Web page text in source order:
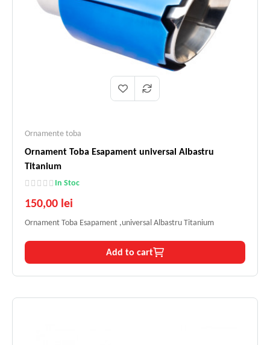
Ornamente toba
Ornament Toba Esapament universal Albastru
Titanium
In Stoc
150,00 lei
Ornament Toba Esapament ,universal Albastru Titanium
Add to cart